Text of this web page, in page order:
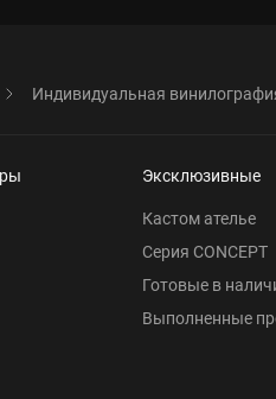
Индивидуальная
Эксклюзивные
Кастом ателье
Серия CONCEPT
Готовые в
Выполненные